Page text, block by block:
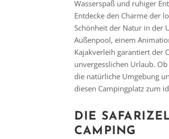
Wasserspaß und ruhiger
Entdecke den Charme der
Schönheit der Natur in der
Außenpool, einem
Kajakverleih garantiert der
unvergesslichen Urlaub.
die natürliche Umgebung
diesen Campingplatz zum
DIE
CAMPING